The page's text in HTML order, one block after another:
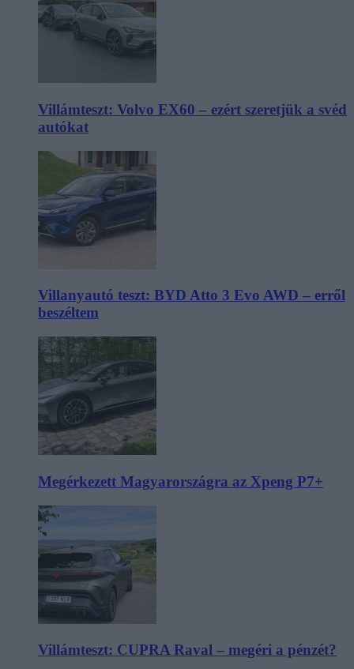
Villámteszt: Volvo EX60 – ezért szeretjük a svéd
autókat
Villanyautó teszt: BYD Atto 3 Evo AWD – erről
beszéltem
Megérkezett Magyarországra az Xpeng P7+
Villámteszt: CUPRA Raval – megéri a pénzét?